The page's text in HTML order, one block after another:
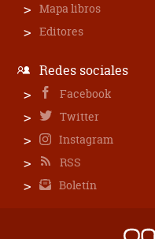
Mapa libros
Editores
Redes sociales
Facebook
Twitter
Instagram
RSS
Boletín